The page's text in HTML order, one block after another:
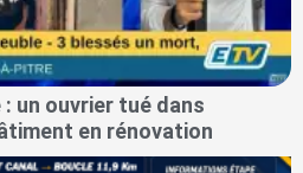
un ouvrier tué dans
en rénovation